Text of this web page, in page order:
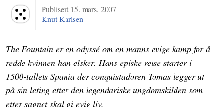
Terningkast 5Publisert 15. mars, 2007
Knut Karlsen
The Fountain er en odyssé om en manns evige kamp for å
redde kvinnen han elsker. Hans episke reise starter i
1500-tallets Spania der conquistadoren Tomas legger ut
på sin leting etter den legendariske ungdomskilden som
etter sagnet skal gi evig liv.